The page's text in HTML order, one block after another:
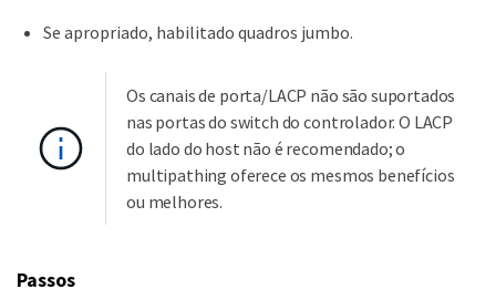
Se apropriado, habilitado quadros jumbo.
Os canais de porta/LACP não são suportados
nas portas do switch do controlador. O LACP
do lado do host não é recomendado; o
multipathing oferece os mesmos benefícios
ou melhores.
Passos